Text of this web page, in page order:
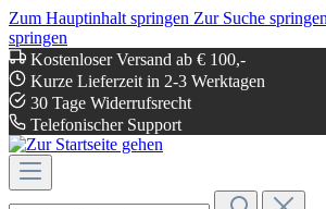
Zum Hauptinhalt springen Zur Suche springen
springen
Kostenloser Versand ab € 100,-
Kurze Lieferzeit in 2-3 Werktagen
30 Tage Widerrufsrecht
Telefonischer Support